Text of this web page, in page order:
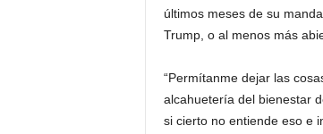
últimos meses de su
Trump, o al menos más
“Permítanme dejar las
alcahuetería del bienestar
si cierto no entiende eso e